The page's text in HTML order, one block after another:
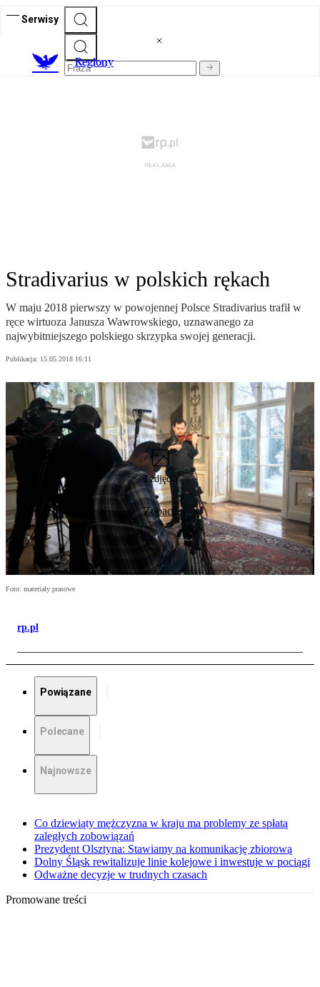
Serwisy
Regiony
Stradivarius w polskich rękach
W maju 2018 pierwszy w powojennej Polsce Stradivarius trafił w
ręce wirtuoza Janusza Wawrowskiego, uznawanego za
najwybitniejszego polskiego skrzypka swojej generacji.
Publikacja: 15.05.2018 16:11
3 zdjęcia
Zobacz
Foto: materiały prasowe
rp.pl
Powiązane
Polecane
Najnowsze
Co dziewiąty mężczyzna w kraju ma problemy ze spłatą
zaległych zobowiązań
Prezydent Olsztyna: Stawiamy na komunikację zbiorową
Dolny Śląsk rewitalizuje linie kolejowe i inwestuje w pociągi
Odważne decyzje w trudnych czasach
Promowane treści